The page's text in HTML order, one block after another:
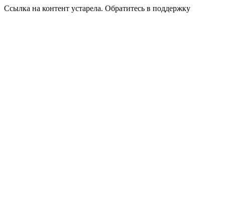
Ссылка на контент устарела. Обратитесь в поддержку